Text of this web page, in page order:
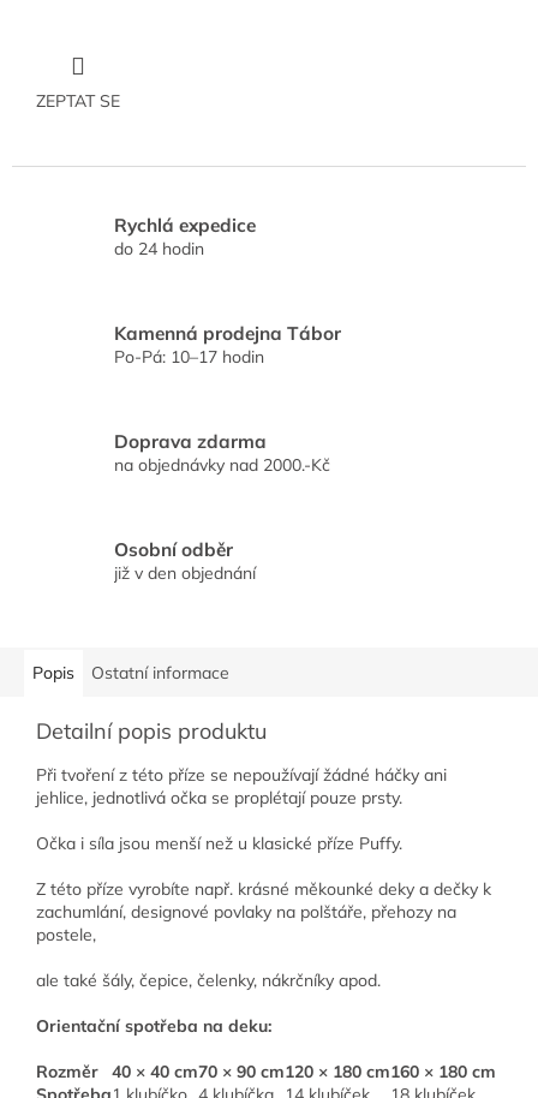
ZEPTAT SE
Rychlá expedice
do 24 hodin
Kamenná prodejna Tábor
Po-Pá: 10–17 hodin
Doprava zdarma
na objednávky nad 2000.-Kč
Osobní odběr
již v den objednání
Popis Ostatní informace
Detailní popis produktu
Při tvoření z této příze se nepoužívají žádné háčky ani
jehlice, jednotlivá očka se proplétají pouze prsty.
Očka i síla jsou menší než u klasické příze Puffy.
Z této příze vyrobíte např. krásné měkounké deky a dečky k
zachumlání, designové povlaky na polštáře, přehozy na
postele,
ale také šály, čepice, čelenky, nákrčníky apod.
Orientační spotřeba na deku:
Rozměr 40 × 40 cm70 × 90 cm120 × 180 cm160 × 180 cm